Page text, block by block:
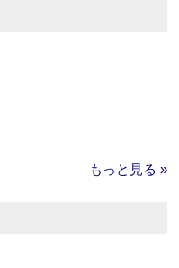
もっと見る »